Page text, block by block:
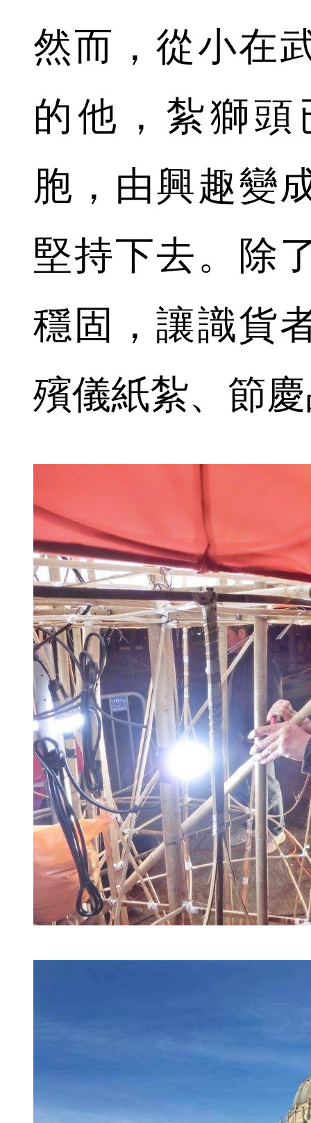
然而，從小在
的他，紮獅
胞，由興趣變
堅持下去。除
穩固，讓識貨
殯儀紙紮、節